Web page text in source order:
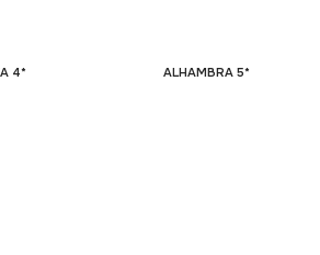
4* ALHAMBRA 5*